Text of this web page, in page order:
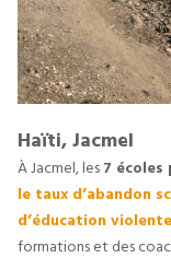
Haïti, Jacmel
À Jacmel, les 7
le taux d’abandon
d’éducation violente
formations et des